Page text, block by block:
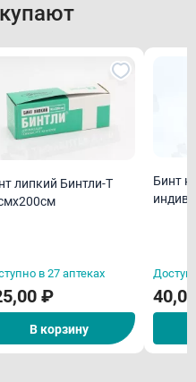
липкий Бинтли-Т
в 27 аптеках
₽
В корзину
Бинт